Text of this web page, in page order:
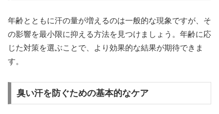
年齢とともに汗の量が増えるのは一般的な現象ですが、そ
の影響を最小限に抑える方法を見つけましょう。年齢に応
じた対策を選ぶことで、より効果的な結果が期待できま
す。
臭い汗を防ぐための基本的なケア